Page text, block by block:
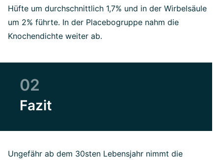
Hüfte um durchschnittlich 1,7% und in der Wirbelsäule
um 2% führte. In der Placebogruppe nahm die
Knochendichte weiter ab.
02
Fazit
Ungefähr ab dem 30sten Lebensjahr nimmt die